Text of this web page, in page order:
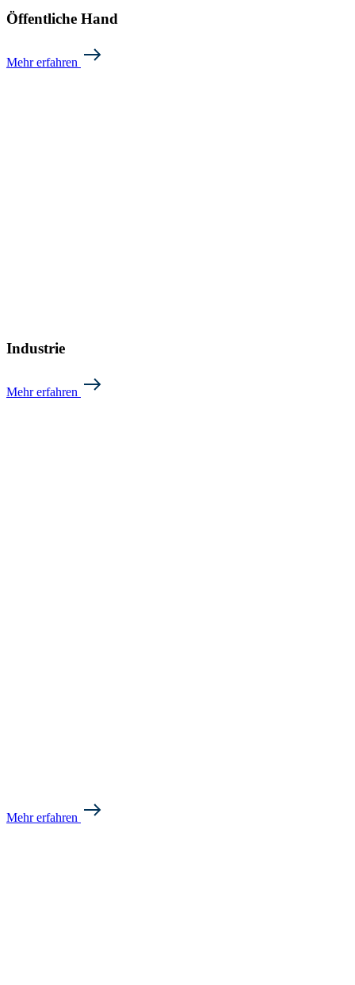
Öffentliche Hand
Mehr erfahren
Industrie
Mehr erfahren
Mehr erfahren